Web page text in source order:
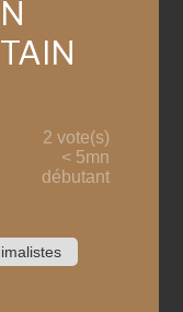
2 vote(s)
< 5mn
débutant